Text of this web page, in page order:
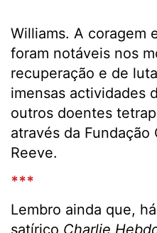
Williams. A coragem
foram notáveis nos
recuperação e de
imensas actividades
outros doentes
através da Fundação
Reeve.
***
Lembro ainda que,
satírico Charlie